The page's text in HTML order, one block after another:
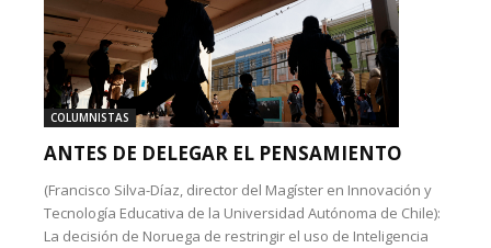
COLUMNISTAS
ANTES DE DELEGAR EL PENSAMIENTO
(Francisco Silva-Díaz, director del Magíster en Innovación y
Tecnología Educativa de la Universidad Autónoma de Chile):
La decisión de Noruega de restringir el uso de Inteligencia